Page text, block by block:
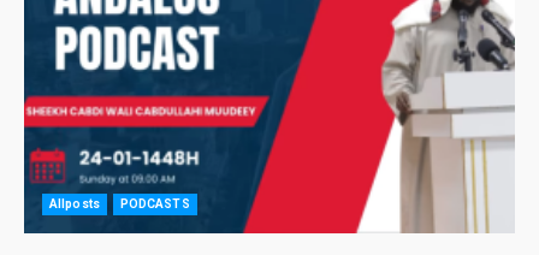
Allposts PODCASTS